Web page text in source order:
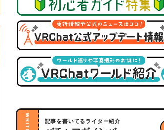
記事を書いてるライター紹介